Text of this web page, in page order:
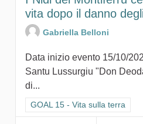
vita dopo il danno
Gabriella Belloni
Data inizio evento 15/10/
Santu Lussurgiu "Don
di...
Filtra i risultati per categoria:
GOAL 15 - Vita sulla terra